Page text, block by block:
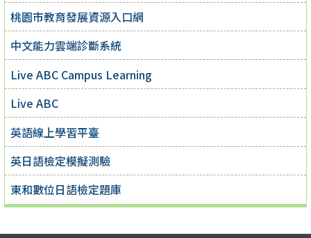
桃園市教育發展資源入口網
中文能力雲端診斷系統
Live ABC Campus Learning
Live ABC
英語線上學習平臺
英日語檢定模擬測驗
東和數位日語檢定題庫